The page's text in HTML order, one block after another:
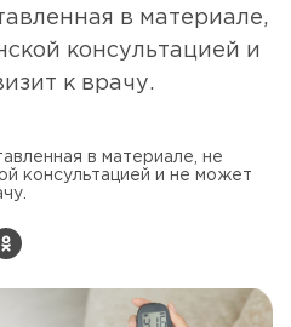
в материале,
консультацией и
к врачу.
в материале, не
консультацией и не может